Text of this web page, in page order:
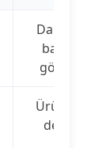
Daha yavaş
başlangıç
görülebilir
Ürüne göre
değişken